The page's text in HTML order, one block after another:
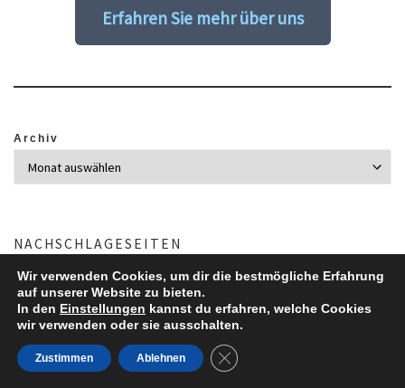
Erfahren Sie mehr über uns
Archiv
NACHSCHLAGESEITEN
Aktuelles Wind- und Strömungsszenario in Europa
Strömungsszenario des Branchenportals Windbranche.de 0
CountrymetersAktuelle Bevölkerung der Welt und Länder 0
Energy-ChartsInteraktive Grafiken zu Stromproduktion und
Wir verwenden Cookies, um dir die bestmögliche Erfahrung
auf unserer Website zu bieten.
In den Einstellungen kannst du erfahren, welche Cookies
wir verwenden oder sie ausschalten.
Zustimmen Ablehnen GDPR Cookie-Banner